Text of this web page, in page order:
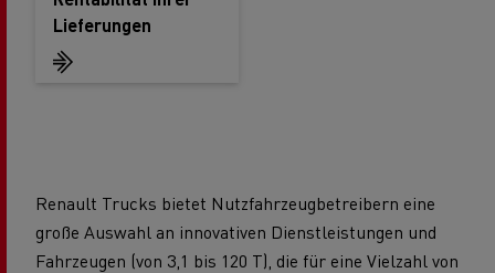
Lieferungen
Renault Trucks bietet Nutzfahrzeugbetreibern eine
große Auswahl an innovativen Dienstleistungen und
Fahrzeugen (von 3,1 bis 120 T), die für eine Vielzahl von